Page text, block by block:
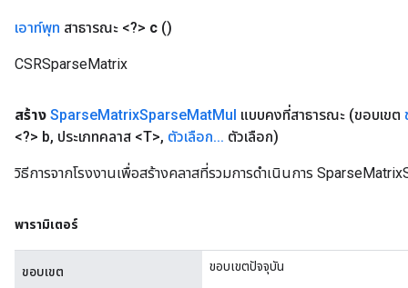
เอาท์พุท สาธารณะ <?> c ()
CSRSparseMatrix
สร้าง SparseMatrixSparseMatMul แบบคงที่สาธารณะ (ขอบเขต
<?> b, ประเภทคลาส <T>, ตัวเลือก... ตัวเลือก)
วิธีการจากโรงงานเพื่อสร้างคลาสที่รวมการดำเนินการ
พารามิเตอร์
ขอบเขต ขอบเขตปัจจุบัน